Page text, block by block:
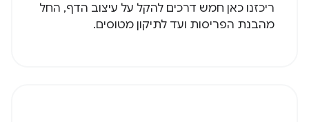
ריכזנו כאן חמש דרכים להקל על עיצוב הדף, החל
מהבנת הפריסות ועד לתיקון מטוסים.